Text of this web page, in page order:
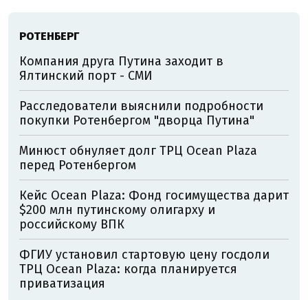
РОТЕНБЕРГ
Компания друга Путина заходит в
Ялтинский порт - СМИ
Расследователи выяснили подробности
покупки Ротенбергом "дворца Путина"
Минюст обнуляет долг ТРЦ Ocean Plaza
перед Ротенбергом
Кейс Ocean Plaza: Фонд госимущества дарит
$200 млн путинскому олигарху и
российскому ВПК
ФГИУ установил стартовую цену госдоли
ТРЦ Ocean Plaza: когда планируется
приватизация